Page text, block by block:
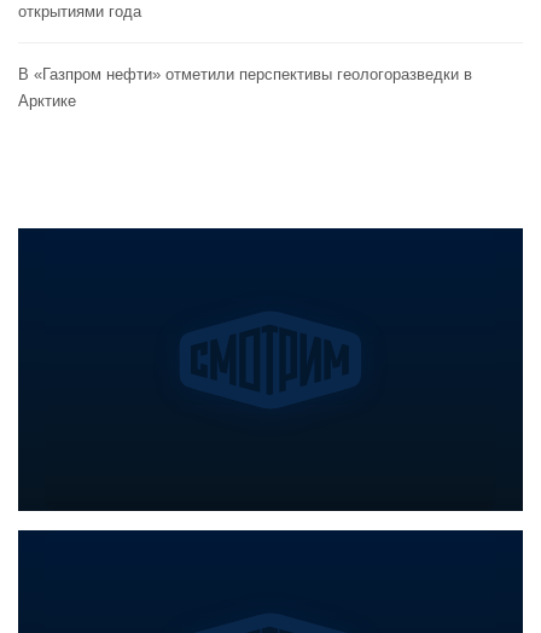
открытиями года
В «Газпром нефти» отметили перспективы геологоразведки в
Арктике